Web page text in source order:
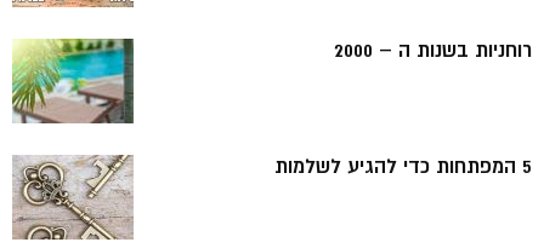
רוחניות בשנות ה – 2000
5 המפתחות כדי להגיע לשלמות